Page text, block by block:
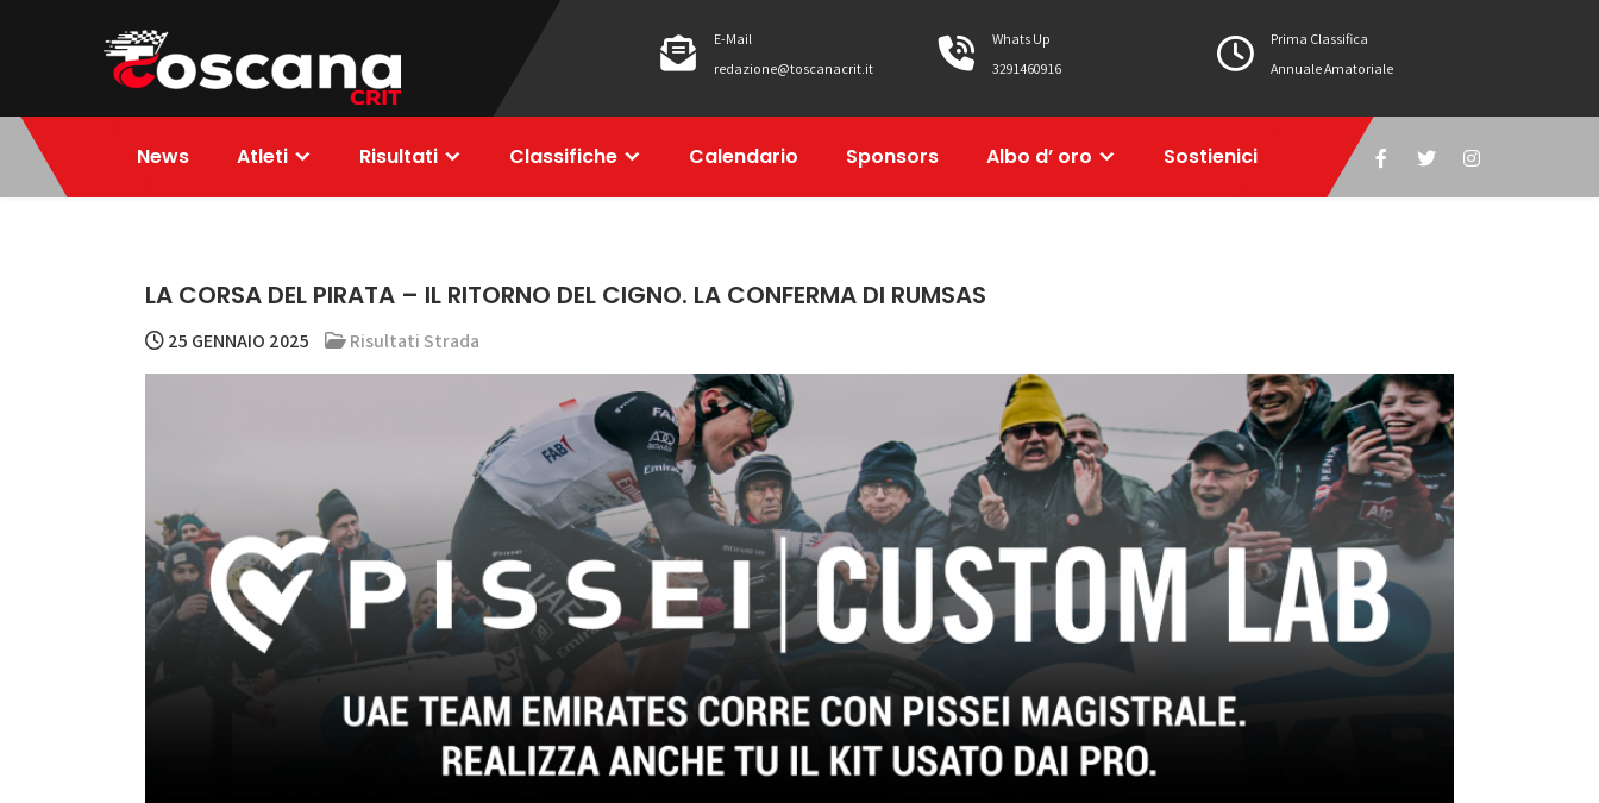
ToscanaCRIT
RIDE4WIN
E-Mail
redazione@toscanacrit.it
Whats Up
3291460916
Prima Classifica
Annuale Amatoriale
News Atleti Risultati Classifiche Calendario Sponsors Albo d’ oro Sostienici
LA CORSA DEL PIRATA – IL RITORNO DEL CIGNO. LA CONFERMA DI RUMSAS
25 GENNAIO 2025 Risultati Strada